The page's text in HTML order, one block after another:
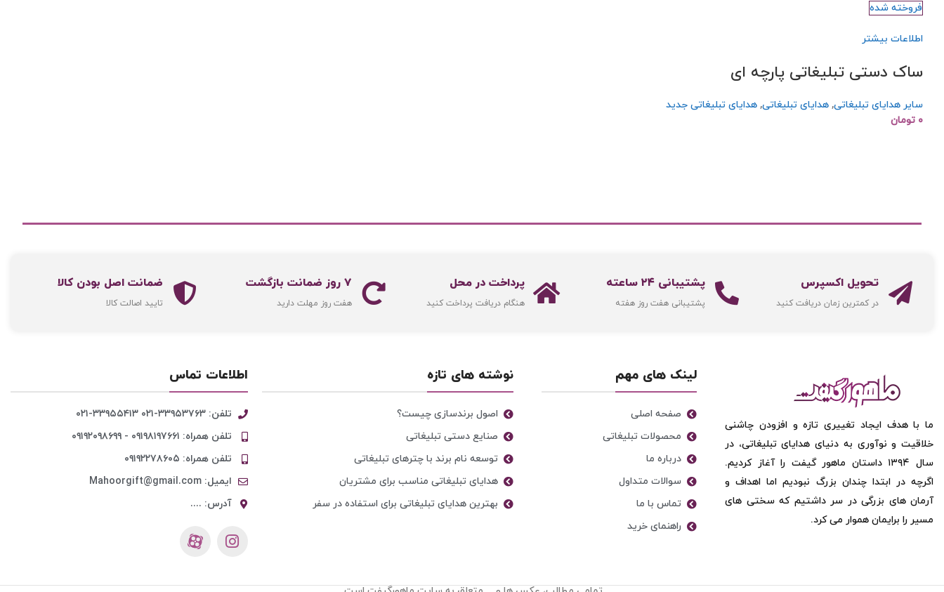
فروخته شده
اطلاعات بیشتر
ساک دستی تبلیغاتی پارچه ای
سایر هدایای تبلیغاتی, هدایای تبلیغاتی, هدایای تبلیغاتی جدید
۰ تومان
تحویل اکسپرس
در کمترین زمان دریافت کنید
پشتیبانی ۲۴ ساعته
پشتیبانی هفت روز هفته
پرداخت در محل
هنگام دریافت پرداخت کنید
۷ روز ضمانت بازگشت
هفت روز مهلت دارید
ضمانت اصل‌ بودن کالا
تایید اصالت کالا
ما با هدف ایجاد تغییری تازه و افزودن چاشنی
خلاقیت و نوآوری به دنیای هدایای تبلیغاتی، در
سال ۱۳۹۴ داستان ماهور گیفت را آغاز کردیم.
اگرچه در ابتدا چندان بزرگ نبودیم اما اهداف و
آرمان های بزرگی در سر داشتیم که سختی های
مسیر را برایمان هموار می کرد.
لینک های مهم
صفحه اصلی
محصولات تبلیغاتی
درباره ما
سوالات متداول
تماس با ما
راهنمای خرید
نوشته های تازه
اصول برندسازی چیست؟
صنایع دستی تبلیغاتی
توسعه نام برند با چترهای تبلیغاتی
هدایای تبلیغاتی مناسب برای مشتریان
بهترین هدایای تبلیغاتی برای استفاده در سفر
اطلاعات تماس
تلفن: ۳۳۹۵۳۷۶۳-۰۲۱ ۳۳۹۵۵۴۱۳-۰۲۱
تلفن همراه: ۰۹۱۹۸۱۹۷۶۶۱ - ۰۹۱۹۲۰۹۸۶۹۹
تلفن همراه: ۰۹۱۹۲۲۷۸۶۰۵
ایمیل: Mahoorgift@gmail.com
آدرس: ....